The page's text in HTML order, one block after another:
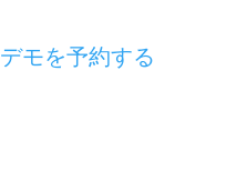
デモを予約する